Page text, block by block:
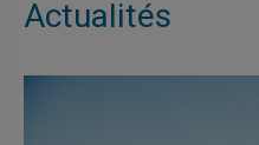
Actualités